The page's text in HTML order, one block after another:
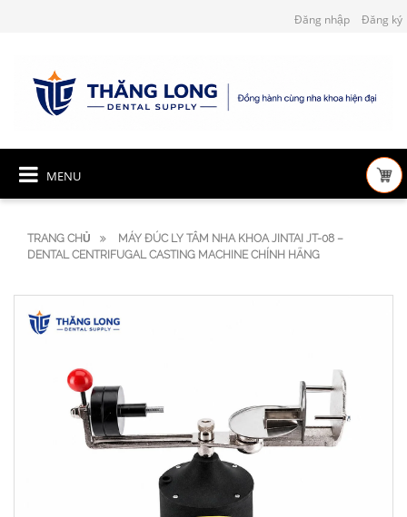
Đăng nhập Đăng ký
MENU
TRANG CHỦ
MÁY ĐÚC LY TÂM NHA KHOA JINTAI JT-08 –
DENTAL CENTRIFUGAL CASTING MACHINE CHÍNH HÃNG